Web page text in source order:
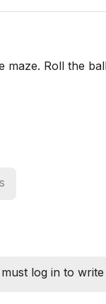
maze. Roll the
log in to